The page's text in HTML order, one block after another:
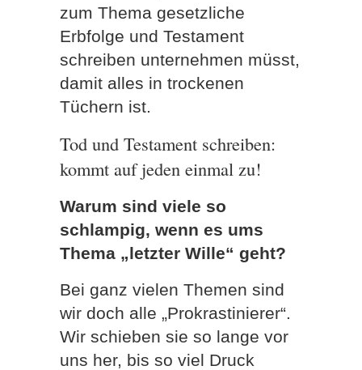
zum Thema gesetzliche
Erbfolge und Testament
schreiben unternehmen müsst,
damit alles in trockenen
Tüchern ist.
Tod und Testament schreiben:
kommt auf jeden einmal zu!
Warum sind viele so
schlampig, wenn es ums
Thema „letzter Wille“ geht?
Bei ganz vielen Themen sind
wir doch alle „Prokrastinierer“.
Wir schieben sie so lange vor
uns her, bis so viel Druck